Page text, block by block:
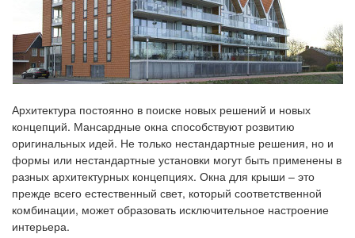
Архитектура постоянно в поиске новых решений и новых
концепций. Мансардные окна способствуют розвитию
оригинальных идей. Не только нестандартные решения, но и
формы или нестандартные установки могут быть применены в
разных архитектурных концепциях. Окна для крыши – это
прежде всего естественный свет, который соответственной
комбинации, может образовать исключительное настроение
интерьера.